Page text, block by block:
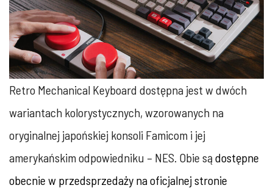
Retro Mechanical Keyboard dostępna jest w dwóch
wariantach kolorystycznych, wzorowanych na
oryginalnej japońskiej konsoli Famicom i jej
amerykańskim odpowiedniku – NES. Obie są dostępne
obecnie w przedsprzedaży na oficjalnej stronie